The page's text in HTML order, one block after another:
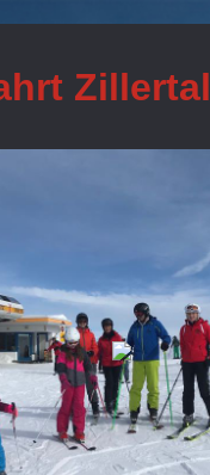
Zillertal